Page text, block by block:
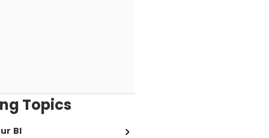
Topics
BI